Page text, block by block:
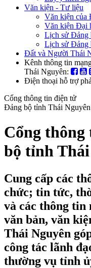
Văn kiện - Tư liệu
Văn kiện của
Văn kiện Đại
Lịch sử Đảng
Lịch sử Đảng
Đất và Người Thái
Kênh thông tin
Thái Nguyên:
Điện thoại hỗ trợ
Cổng thông tin điện tử
Đảng bộ tỉnh Thái Nguyên
Cổng
bộ tỉnh
Cung cấp các
chức; tin tức,
và các thông tin
văn bản, văn
Thái Nguyên
công tác lãnh
thường vụ tỉnh